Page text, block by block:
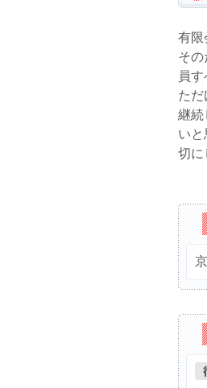
有限
そ
員
ただ
継続
い
切に